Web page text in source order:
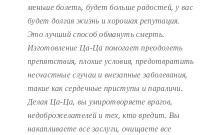
меньше болеть, будет больше радостей, у вас
будет долгая жизнь и хорошая репутация.
Это лучший способ обмануть смерть.
Изготовление Ца-Ца помогает преодолеть
препятствия, плохие условия, предотвратить
несчастные случаи и внезапные заболевания,
такие как сердечные приступы и параличи.
Делая Ца-Ца, вы умиротворяете врагов,
недоброжелателей и тех, кто вредит. Вы
накапливаете все заслуги, очищаете все